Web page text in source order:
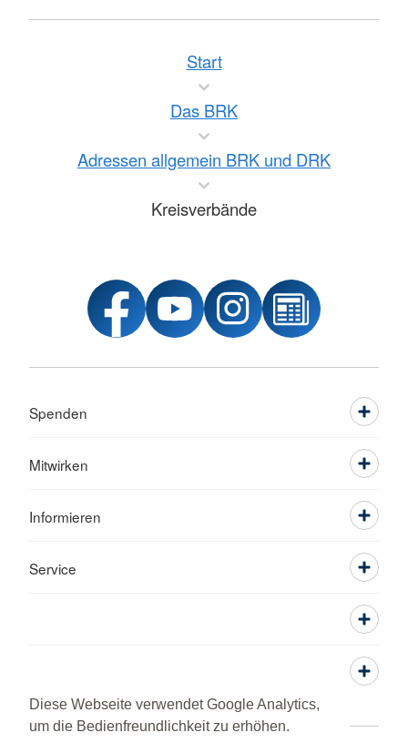
Diese Webseite verwendet Google Analytics,
um die Bedienfreundlichkeit zu erhöhen.
Start
Das BRK
Adressen allgemein BRK und DRK
Kreisverbände
Spenden
Mitwirken
Informieren
Service